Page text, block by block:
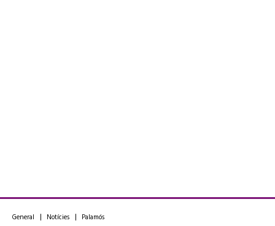
General Notícies Palamós